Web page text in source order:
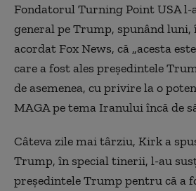
Fondatorul Turning Point USA
general pe Trump, spunând
acordat Fox News, că „acesta
care a fost ales preşedintele
de asemenea, cu privire la o
MAGA pe tema Iranului încă de
Câteva zile mai târziu, Kirk a
Trump, în special tinerii, l-au
preşedintele Trump pentru că a